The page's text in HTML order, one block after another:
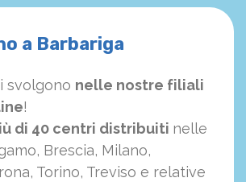
a Barbariga
svolgono nelle nostre filiali
!
di 40 centri distribuiti nelle
Brescia, Milano,
Torino, Treviso e relative